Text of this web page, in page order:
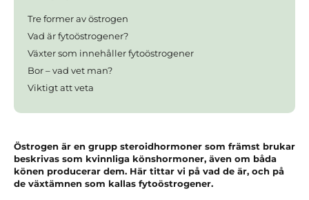
Tre former av östrogen
Vad är fytoöstrogener?
Växter som innehåller fytoöstrogener
Bor – vad vet man?
Viktigt att veta
Östrogen är en grupp steroidhormoner som främst brukar
beskrivas som kvinnliga könshormoner, även om båda
könen producerar dem. Här tittar vi på vad de är, och på
de växtämnen som kallas fytoöstrogener.